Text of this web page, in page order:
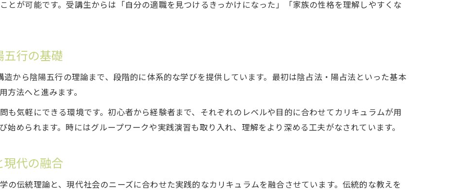
今こそ始めたい算命学オンライン学習の魅力
7月生募集に参加して未来を変えるチャンス
南学院宇都宮校のオンライン学習が選ばれる理由
算命学と陰陽五行を自宅で学ぶ新しいスタイル
とが可能です。受講生からは「自分の適職を見つけるきっかけになった」「家族の性格を理解しやすくな
五行の基礎
から陰陽五行の理論まで、段階的に体系的な学びを提供しています。最初は陰占法・陽占法といった基本
方法へと進みます。
も気軽にできる環境です。初心者から経験者まで、それぞれのレベルや目的に合わせてカリキュラムが用
始められます。時にはグループワークや実践演習も取り入れ、理解をより深める工夫がなされています。
現代の融合
の伝統理論と、現代社会のニーズに合わせた実践的なカリキュラムを融合させています。伝統的な教えを